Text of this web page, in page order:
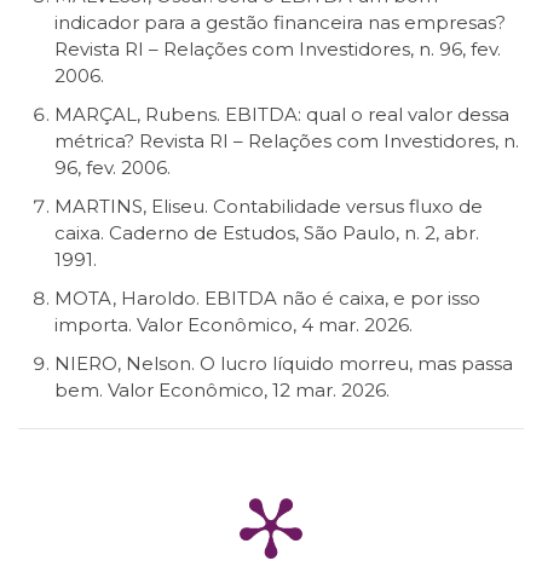
indicador para a gestão financeira nas empresas?
Revista RI – Relações com Investidores, n. 96, fev.
2006.
MARÇAL, Rubens. EBITDA: qual o real valor dessa
métrica? Revista RI – Relações com Investidores, n.
96, fev. 2006.
MARTINS, Eliseu. Contabilidade versus fluxo de
caixa. Caderno de Estudos, São Paulo, n. 2, abr.
1991.
MOTA, Haroldo. EBITDA não é caixa, e por isso
importa. Valor Econômico, 4 mar. 2026.
NIERO, Nelson. O lucro líquido morreu, mas passa
bem. Valor Econômico, 12 mar. 2026.